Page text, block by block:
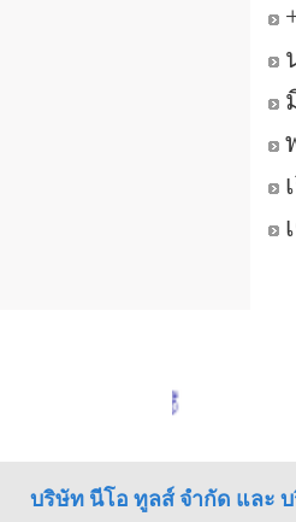
บริษัท นีโอ ทูลส์ จำกัด และ